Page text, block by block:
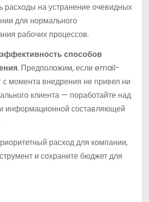
расходы на устранение очевидных
для нормального
рабочих процессов.
способов
. Предположим, если email-
с момента внедрения не привел ни
клиента — поработайте над
информационной составляющей
расход для компании,
и сохраните бюджет для